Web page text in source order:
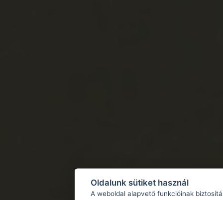
Oldalunk sütiket használ
A weboldal alapvető funkcióinak